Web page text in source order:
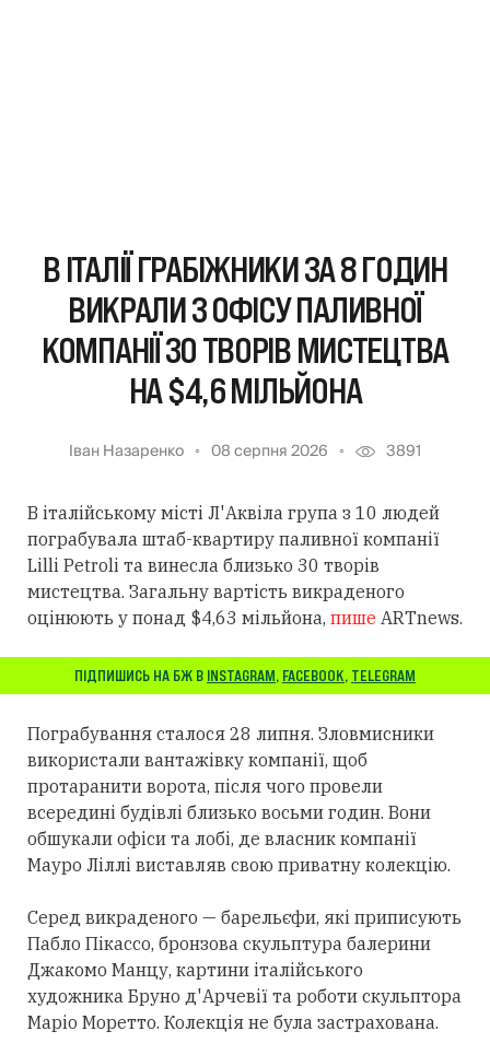
В ІТАЛІЇ ГРАБІЖНИКИ ЗА 8 ГОДИН
ВИКРАЛИ З ОФІСУ ПАЛИВНОЇ
КОМПАНІЇ 30 ТВОРІВ МИСТЕЦТВА
НА $4,6 МІЛЬЙОНА
Іван Назаренко 08 серпня 2026 3891
В італійському місті Л'Аквіла група з 10 людей
пограбувала штаб-квартиру паливної компанії
Lilli Petroli та винесла близько 30 творів
мистецтва. Загальну вартість викраденого
оцінюють у понад $4,63 мільйона, пише ARTnews.
ПІДПИШИСЬ НА БЖ В INSTAGRAM, FACEBOOK, TELEGRAM
Пограбування сталося 28 липня. Зловмисники
використали вантажівку компанії, щоб
протаранити ворота, після чого провели
всередині будівлі близько восьми годин. Вони
обшукали офіси та лобі, де власник компанії
Мауро Ліллі виставляв свою приватну колекцію.
Серед викраденого — барельєфи, які приписують
Пабло Пікассо, бронзова скульптура балерини
Джакомо Манцу, картини італійського
художника Бруно д'Арчевії та роботи скульптора
Маріо Моретто. Колекція не була застрахована.